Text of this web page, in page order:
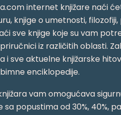
internet knjižare naći
knjige o umetnosti,
sve knjige koje su vam
iz različitih oblasti.
i sve aktuelne knjižarske
enciklopedije.
vam omogućava
sa popustima od 30%, 40%,